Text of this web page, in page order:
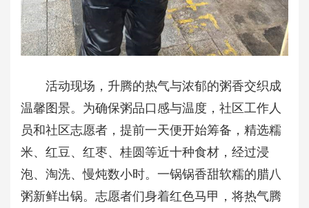
活动现场，升腾的热气与浓郁的粥香交织成
温馨图景。为确保粥品口感与温度，社区工作人
员和社区志愿者，提前一天便开始筹备，精选糯
米、红豆、红枣、桂圆等近十种食材，经过浸
泡、淘洗、慢炖数小时。一锅锅香甜软糯的腊八
粥新鲜出锅。志愿者们身着红色马甲，将热气腾